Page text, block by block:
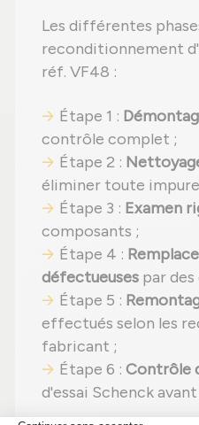
Les différentes
reconditionnement
réf. VF48 :
Étape 1 :
contrôle complet ;
Étape 2 :
éliminer toute
Étape 3 : Examen
composants ;
Étape 4 :
défectueuses par
Étape 5 :
effectués selon les
fabricant ;
Étape 6 : Contrôle
d'essai Schenck